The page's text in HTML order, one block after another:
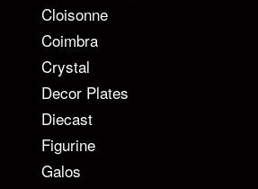
Cloisonne
Coimbra
Crystal
Decor Plates
Diecast
Figurine
Galos